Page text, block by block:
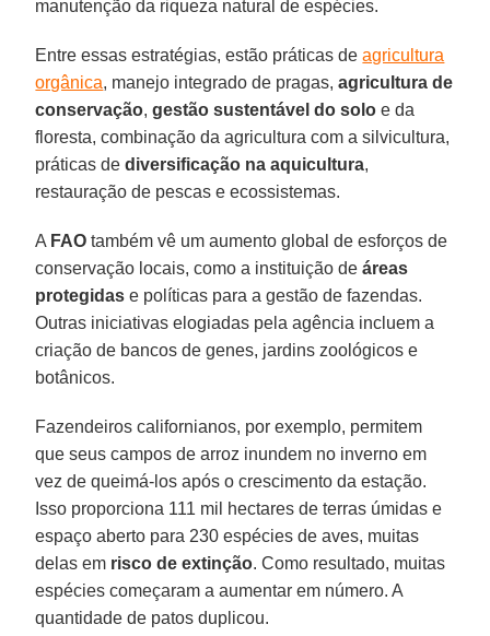
manutenção da riqueza natural de espécies.
Entre essas estratégias, estão práticas deagricultura
orgânica, manejo integrado de pragas,agricultura de
conservação,gestão sustentável do solo e da
floresta, combinação da agricultura com a silvicultura,
práticas dediversificação na aquicultura,
restauração de pescas e ecossistemas.
A FAO também vê um aumento global de esforços de
conservação locais, como a instituição deáreas
protegidas e políticas para a gestão de fazendas.
Outras iniciativas elogiadas pela agência incluem a
criação de bancos de genes, jardins zoológicos e
botânicos.
Fazendeiros californianos, por exemplo, permitem
que seus campos de arroz inundem no inverno em
vez de queimá-los após o crescimento da estação.
Isso proporciona 111 mil hectares de terras úmidas e
espaço aberto para 230 espécies de aves, muitas
delas em risco de extinção. Como resultado, muitas
espécies começaram a aumentar em número. A
quantidade de patos duplicou.